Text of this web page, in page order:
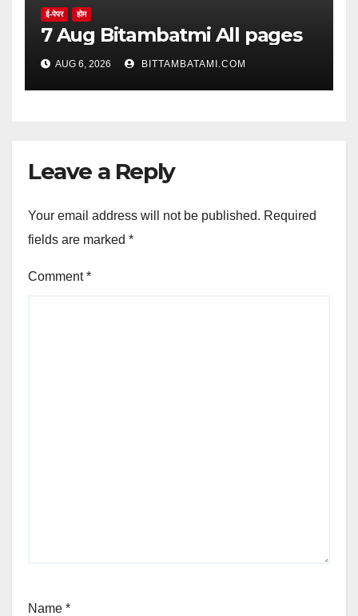
ई-पेपर होम
7 Aug Bitambatmi All pages
AUG 6, 2026 BITTAMBATAMI.COM
Leave a Reply
Your email address will not be published. Required
fields are marked *
Comment*
Name *